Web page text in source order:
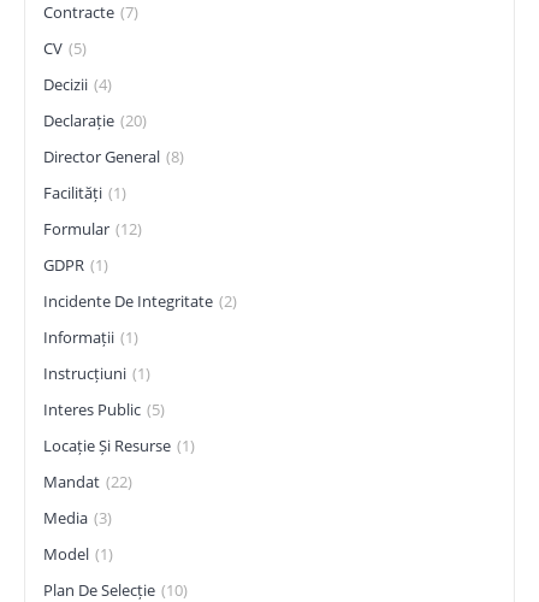
Contracte (7)
CV (5)
Decizii (4)
Declarație (20)
Director General (8)
Facilități (1)
Formular (12)
GDPR (1)
Incidente De Integritate (2)
Informații (1)
Instrucțiuni (1)
Interes Public (5)
Locație Și Resurse (1)
Mandat (22)
Media (3)
Model (1)
Plan De Selecție (10)